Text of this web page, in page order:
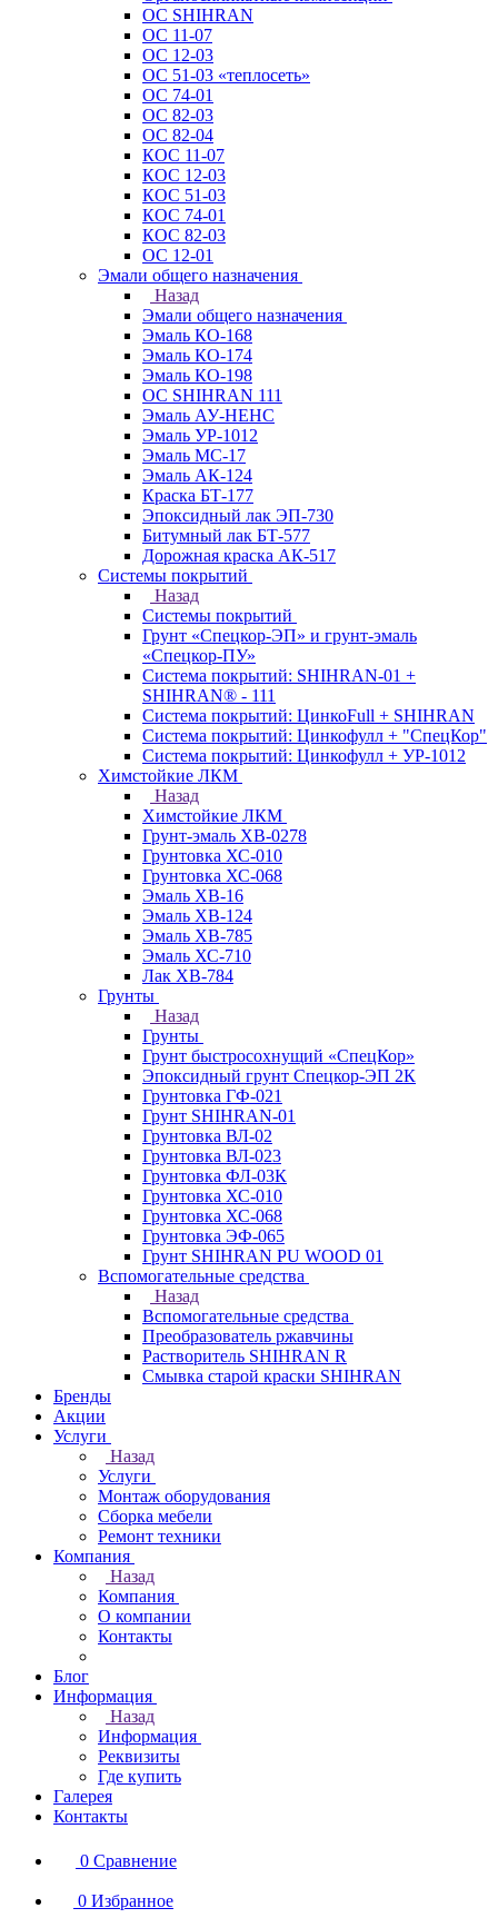
ОС SHIHRAN
ОС 11-07
ОС 12-03
ОС 51-03 «теплосеть»
ОС 74-01
ОС 82-03
ОС 82-04
КОС 11-07
КОС 12-03
КОС 51-03
КОС 74-01
КОС 82-03
ОС 12-01
Эмали общего назначения
Назад
Эмали общего назначения
Эмаль КО-168
Эмаль КО-174
Эмаль КО-198
ОС SHIHRAN 111
Эмаль АУ-НЕНС
Эмаль УР-1012
Эмаль МС-17
Эмаль АК-124
Краска БТ-177
Эпоксидный лак ЭП-730
Битумный лак БТ-577
Дорожная краска АК-517
Системы покрытий
Назад
Системы покрытий
Грунт «Спецкор-ЭП» и грунт-эмаль
«Спецкор-ПУ»
Система покрытий: SHIHRAN-01 +
SHIHRAN® - 111
Система покрытий: ЦинкоFull + SHIHRAN
Система покрытий: Цинкофулл + "СпецКор"
Система покрытий: Цинкофулл + УР-1012
Химстойкие ЛКМ
Назад
Химстойкие ЛКМ
Грунт-эмаль ХВ-0278
Грунтовка ХС-010
Грунтовка ХС-068
Эмаль ХВ-16
Эмаль ХВ-124
Эмаль ХВ-785
Эмаль ХС-710
Лак ХВ-784
Грунты
Назад
Грунты
Грунт быстросохнущий «СпецКор»
Эпоксидный грунт Спецкор-ЭП 2К
Грунтовка ГФ-021
Грунт SHIHRAN-01
Грунтовка ВЛ-02
Грунтовка ВЛ-023
Грунтовка ФЛ-03К
Грунтовка ХС-010
Грунтовка ХС-068
Грунтовка ЭФ-065
Грунт SHIHRAN PU WOOD 01
Вспомогательные средства
Назад
Вспомогательные средства
Преобразователь ржавчины
Растворитель SHIHRAN R
Смывка старой краски SHIHRAN
Бренды
Акции
Услуги
Назад
Услуги
Монтаж оборудования
Сборка мебели
Ремонт техники
Компания
Назад
Компания
О компании
Контакты
Блог
Информация
Назад
Информация
Реквизиты
Где купить
Галерея
Контакты
0 Сравнение
0 Избранное